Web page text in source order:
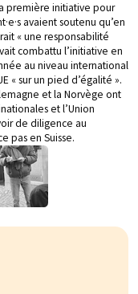
première initiative pour
avaient soutenu qu’en
« une responsabilité
combattu l’initiative en
au niveau international
« sur un pied d’égalité ».
et la Norvège ont
et l’Union
de diligence au
pas en Suisse.